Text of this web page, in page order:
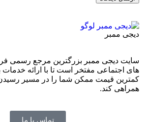
ممبر
دیجی ممبر بزرگترین مرجع رسمی فروش
اجتماعی مفتخر است تا با ارائه خدمات
قیمت ممکن شما را در مسیر رسیدن به
کند.
تماس با ما